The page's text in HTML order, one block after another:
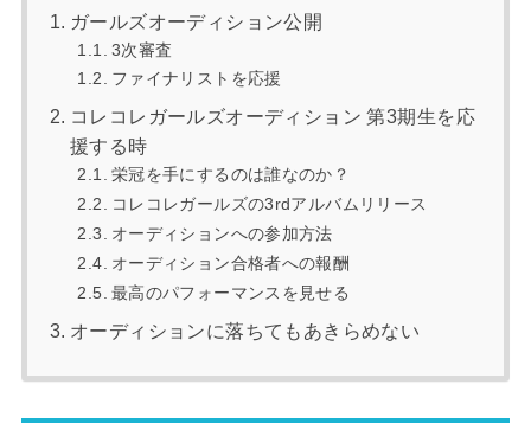
ガールズオーディション公開
3次審査
ファイナリストを応援
コレコレガールズオーディション 第3期生を応
援する時
栄冠を手にするのは誰なのか？
コレコレガールズの3rdアルバムリリース
オーディションへの参加方法
オーディション合格者への報酬
最高のパフォーマンスを見せる
オーディションに落ちてもあきらめない